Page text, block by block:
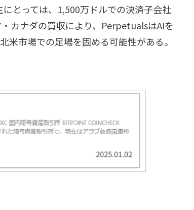
とっては、1,500万ドルでの決済子会社
カナダの買収により、PerpetualsはAIを
市場での足場を固める可能性がある。